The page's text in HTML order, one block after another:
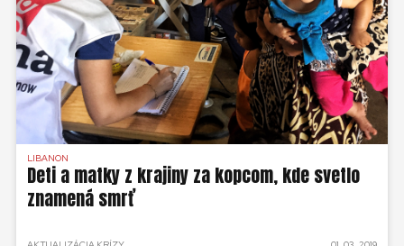
LIBANON
Deti a matky z krajiny za kopcom, kde svetlo
znamená smrť